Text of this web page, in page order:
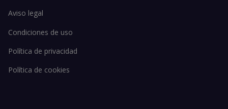
Aviso legal
Condiciones de uso
Política de privacidad
Política de cookies